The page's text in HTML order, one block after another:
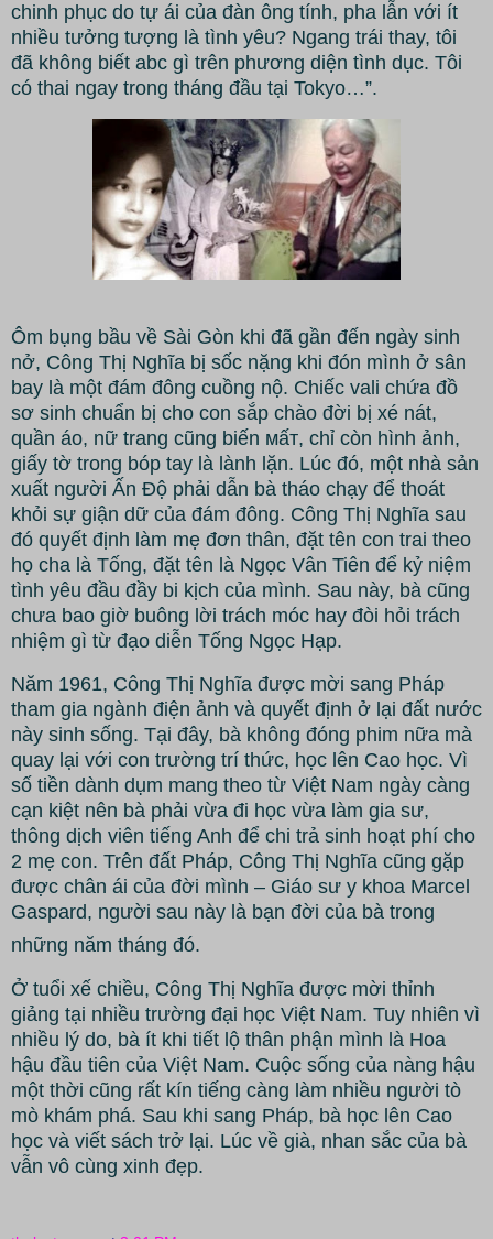
chinh phục do tự ái của đàn ông tính, pha lẫn với ít
nhiều tưởng tượng là tình yêu? Ngang trái thay, tôi
đã không biết abc gì trên phương diện tình dục. Tôi
có thai ngay trong tháng đầu tại Tokyo…”.
Ôm bụng bầu về Sài Gòn khi đã gần đến ngày sinh
nở, Công Thị Nghĩa bị sốc nặng khi đón mình ở sân
bay là một đám đông cuồng nộ. Chiếc vali chứa đồ
sơ sinh chuẩn bị cho con sắp chào đời bị xé nát,
quần áo, nữ trang cũng biến ᴍấᴛ, chỉ còn hình ảnh,
giấy tờ trong bóp tay là lành lặn. Lúc đó, một nhà sản
xuất người Ấn Độ phải dẫn bà tháo chạy để thoát
khỏi sự giận dữ của đám đông. Công Thị Nghĩa sau
đó quyết định làm mẹ đơn thân, đặt tên con trai theo
họ cha là Tống, đặt tên là Ngọc Vân Tiên để kỷ niệm
tình yêu đầu đầy bi kịch của mình. Sau này, bà cũng
chưa bao giờ buông lời trách móc hay đòi hỏi trách
nhiệm gì từ đạo diễn Tống Ngọc Hạp.
Năm 1961, Công Thị Nghĩa được mời sang Pháp
tham gia ngành điện ảnh và quyết định ở lại đất nước
này sinh sống. Tại đây, bà không đóng phim nữa mà
quay lại với con trường trí thức, học lên Cao học. Vì
số tiền dành dụm mang theo từ Việt Nam ngày càng
cạn kiệt nên bà phải vừa đi học vừa làm gia sư,
thông dịch viên tiếng Anh để chi trả sinh hoạt phí cho
2 mẹ con. Trên đất Pháp, Công Thị Nghĩa cũng gặp
được chân ái của đời mình – Giáo sư y khoa Marcel
Gaspard, người sau này là bạn đời của bà trong
những năm tháng đó.
Ở tuổi xế chiều, Công Thị Nghĩa được mời thỉnh
giảng tại nhiều trường đại học Việt Nam. Tuy nhiên vì
nhiều lý do, bà ít khi tiết lộ thân phận mình là Hoa
hậu đầu tiên của Việt Nam. Cuộc sống của nàng hậu
một thời cũng rất kín tiếng càng làm nhiều người tò
mò khám phá. Sau khi sang Pháp, bà học lên Cao
học và viết sách trở lại. Lúc về già, nhan sắc của bà
vẫn vô cùng xinh đẹp.